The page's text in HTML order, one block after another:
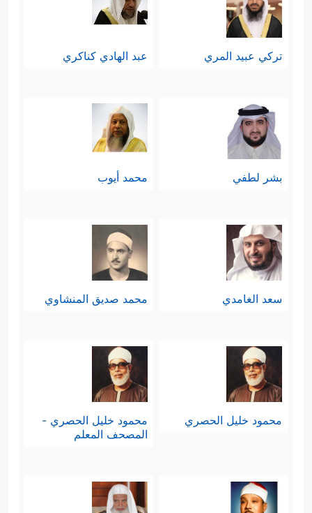
تركي عبيد المري عبد الهادي كناكري
بشر لطفي محمد أيوب
سعد الغامدي محمد صديق المنشاوي
محمود خليل الحصري
محمود خليل الحصري -
المصحف المعلم